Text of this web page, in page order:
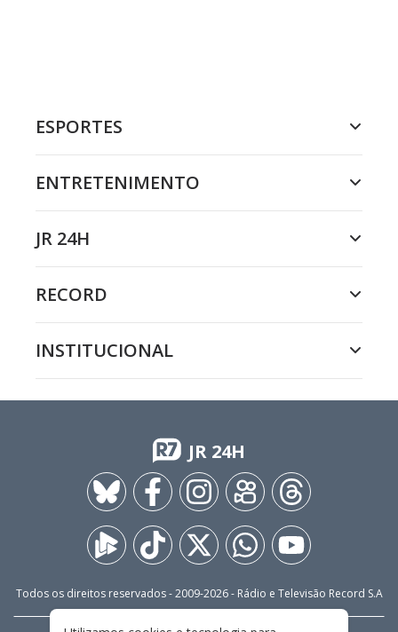
ESPORTES
ENTRETENIMENTO
JR 24H
RECORD
INSTITUCIONAL
JR 24H
Todos os direitos reservados - 2009-2026- Rádio e Televisão Record S.A